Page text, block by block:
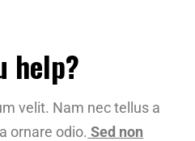
help?
velit. Nam nec tellus a
ornare odio. Sed non